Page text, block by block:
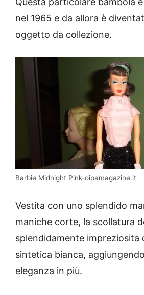
nel 1965 e da allora è
oggetto da collezione.
Barbie Midnight Pink-oipamagazine.it
Vestita con uno splendido
maniche corte, la scollatura
splendidamente impreziosita
sintetica bianca,
eleganza in più.